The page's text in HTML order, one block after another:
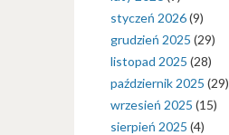
styczeń 2026(9)
grudzień 2025 (29)
listopad 2025 (28)
październik 2025 (29)
wrzesień 2025 (15)
sierpień 2025 (4)